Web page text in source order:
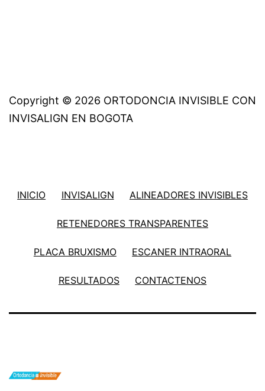
Copyright © 2026 ORTODONCIA INVISIBLE CON
INVISALIGN EN BOGOTA
INICIO INVISALIGN ALINEADORES INVISIBLES
RETENEDORES TRANSPARENTES
PLACA BRUXISMO ESCANER INTRAORAL
RESULTADOS CONTACTENOS